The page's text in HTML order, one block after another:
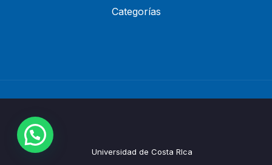
Categorías
Universidad de Costa RIca